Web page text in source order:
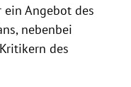
ein Angebot des
nebenbei
des